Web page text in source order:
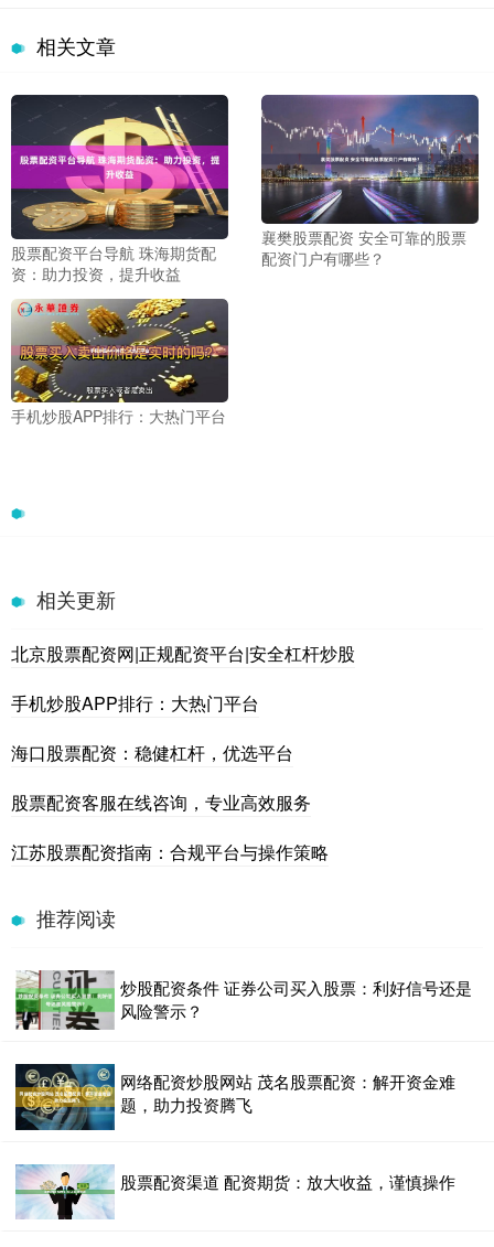
相关文章
股票配资平台导航 珠海期货配
资：助力投资，提升收益
襄樊股票配资 安全可靠的股票
配资门户有哪些？
手机炒股APP排行：大热门平台
相关更新
北京股票配资网|正规配资平台|安全杠杆炒股
手机炒股APP排行：大热门平台
海口股票配资：稳健杠杆，优选平台
股票配资客服在线咨询，专业高效服务
江苏股票配资指南：合规平台与操作策略
推荐阅读
炒股配资条件 证券公司买入股票：利好信号还是
风险警示？
网络配资炒股网站 茂名股票配资：解开资金难
题，助力投资腾飞
股票配资渠道 配资期货：放大收益，谨慎操作